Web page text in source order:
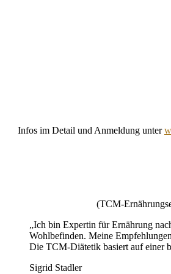
Infos im Detail und Anmeldung unter
(TCM-
„Ich bin Expertin für Ernährung
Wohlbefinden. Meine
Die TCM-Diätetik basiert auf einer
Sigrid Stadler